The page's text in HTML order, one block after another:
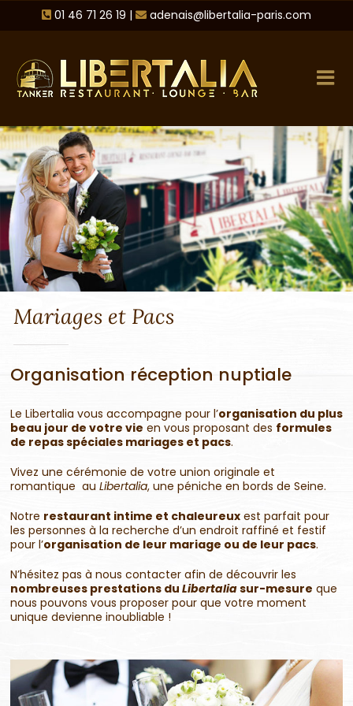
01 46 71 26 19 | adenais@libertalia-paris.com
Mariages et Pacs
Organisation réception nuptiale
Le Libertalia vous accompagne pour l’organisation du plus
beau jour de votre vie en vous proposant des formules
de repas spéciales mariages et pacs.
Vivez une cérémonie de votre union originale et
romantique au Libertalia, une péniche en bords de Seine.
Notre restaurant intime et chaleureuxest parfait pour
les personnes à la recherche d’un endroit raffiné et festif
pour l’organisation de leur mariage ou de leur pacs.
N’hésitez pas à nous contacter afin de découvrir les
nombreuses prestations du Libertaliasur-mesure que
nous pouvons vous proposer pour que votre moment
unique devienne inoubliable !